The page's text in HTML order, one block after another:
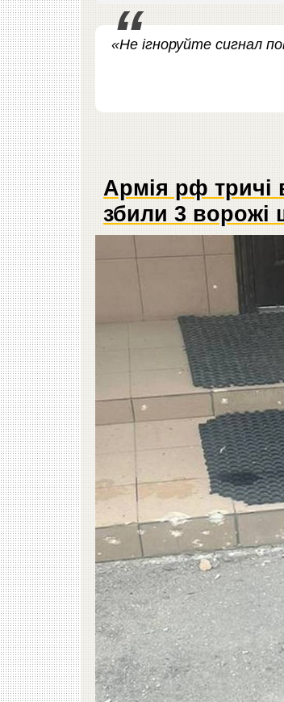
«Не ігноруйте сигнал
Армія рф тричі
збили 3 ворожі